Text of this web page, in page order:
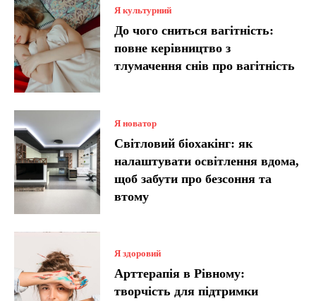
Я культурний
До чого сниться вагітність:
повне керівництво з
тлумачення снів про вагітність
Я новатор
Світловий біохакінг: як
налаштувати освітлення вдома,
щоб забути про безсоння та
втому
Я здоровий
Арттерапія в Рівному:
творчість для підтримки